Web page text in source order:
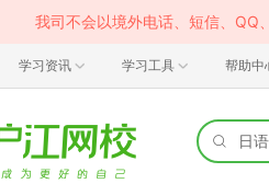
我司不会以境外电话、短信、QQ
学习资讯 学习工具 帮助中